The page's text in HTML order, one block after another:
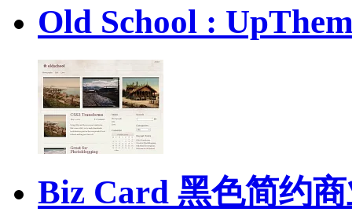
Old School :
Biz Card 黑色简约